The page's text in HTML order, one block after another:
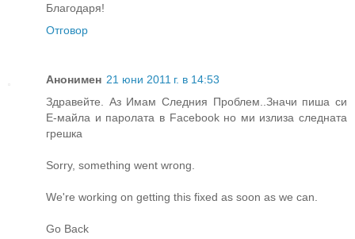
Благодаря!
Отговор
Анонимен 21 юни 2011 г. в 14:53
Здравейте. Аз Имам Следния Проблем..Значи пиша си
Е-майла и паролата в Facebook но ми излиза следната
грешка
Sorry, something went wrong.
We're working on getting this fixed as soon as we can.
Go Back